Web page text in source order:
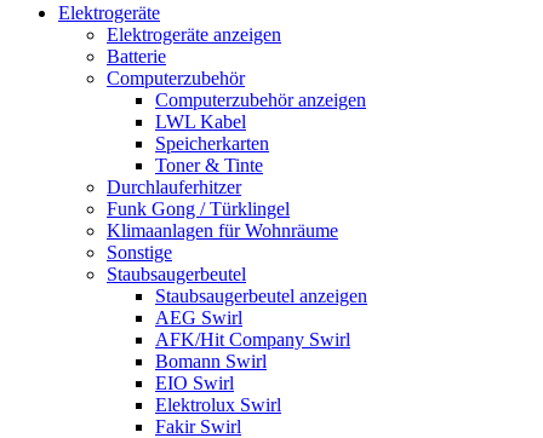
Elektrogeräte
Elektrogeräte anzeigen
Batterie
Computerzubehör
Computerzubehör anzeigen
LWL Kabel
Speicherkarten
Toner & Tinte
Durchlauferhitzer
Funk Gong / Türklingel
Klimaanlagen für Wohnräume
Sonstige
Staubsaugerbeutel
Staubsaugerbeutel anzeigen
AEG Swirl
AFK/Hit Company Swirl
Bomann Swirl
EIO Swirl
Elektrolux Swirl
Fakir Swirl